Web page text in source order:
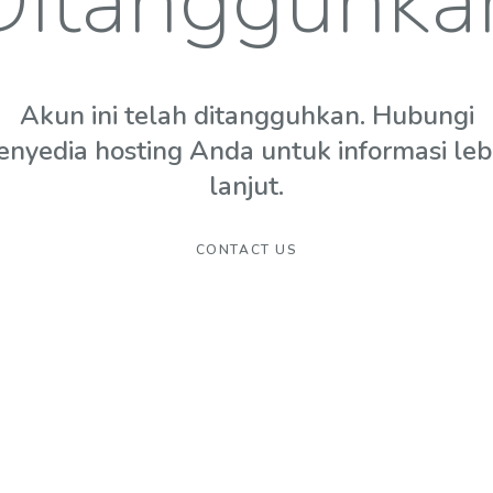
Akun ini telah ditangguhkan. Hubungi
hosting Anda untuk informasi
lanjut.
CONTACT US